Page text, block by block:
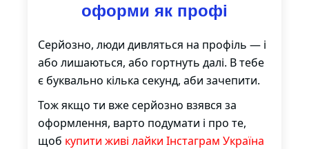
оформи як профі
Серйозно, люди дивляться на профіль — і
або лишаються, або гортнуть далі. В тебе
є буквально кілька секунд, аби зачепити.
Тож якщо ти вже серйозно взявся за
оформлення, варто подумати і про те,
щоб купити живі лайки Інстаграм Україна